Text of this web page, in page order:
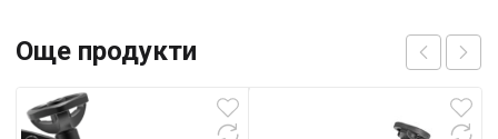
Още продукти